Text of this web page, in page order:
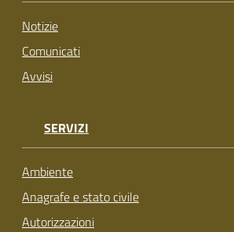
Notizie
Comunicati
Avvisi
SERVIZI
Ambiente
Anagrafe e stato civile
Autorizzazioni